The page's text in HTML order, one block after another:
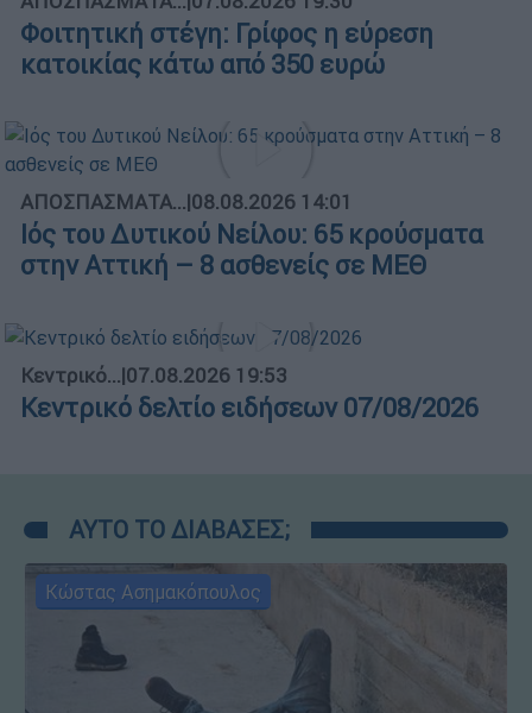
Φοιτητική στέγη: Γρίφος η εύρεση
κατοικίας κάτω από 350 ευρώ
ΑΠΟΣΠΑΣΜΑΤΑ...|08.08.2026 14:01
Ιός του Δυτικού Νείλου: 65 κρούσματα
στην Αττική – 8 ασθενείς σε ΜΕΘ
Κεντρικό...|07.08.2026 19:53
Κεντρικό δελτίο ειδήσεων 07/08/2026
ΑΥΤΟ ΤΟ ΔΙΑΒΑΣΕΣ;
Κώστας Ασημακόπουλος